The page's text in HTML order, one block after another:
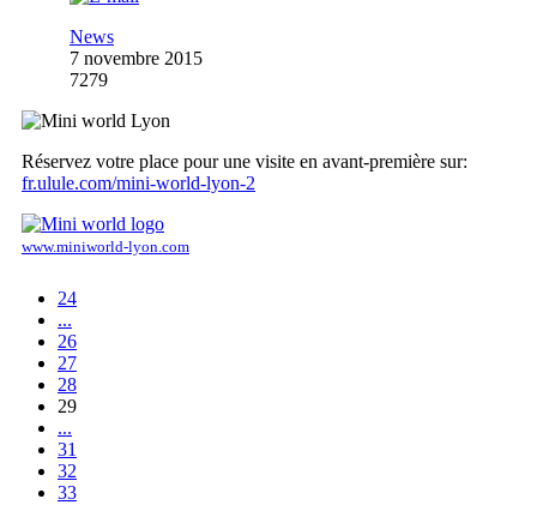
News
7 novembre 2015
7279
Réservez votre place pour une visite en avant-première sur:
fr.ulule.com/mini-world-lyon-2
www.miniworld-lyon.com
24
...
26
27
28
29
...
31
32
33